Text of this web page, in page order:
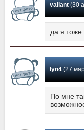
valiant(30
да я
lyn4(27
По мне